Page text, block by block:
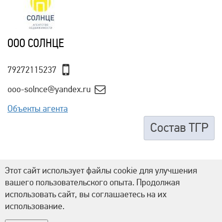
ООО СОЛНЦЕ
79272115237
ooo-solnce@yandex.ru
Объекты агента
Состав ТГР
РАБОТАЕМ С НЕДВИЖИМОСТЬЮ - НО ДУМАЕМ О ЛЮДЯХ!
Этот сайт использует файлы cookie для улучшения
вашего пользовательского опыта. Продолжая
использовать сайт, вы соглашаетесь на их
использование.